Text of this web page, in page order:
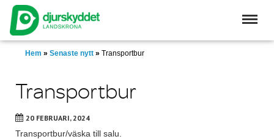
Skip
main
contentHem » Senaste nytt » Transportbur
Transportbur
20 FEBRUARI, 2024
Transportbur/väska till salu.